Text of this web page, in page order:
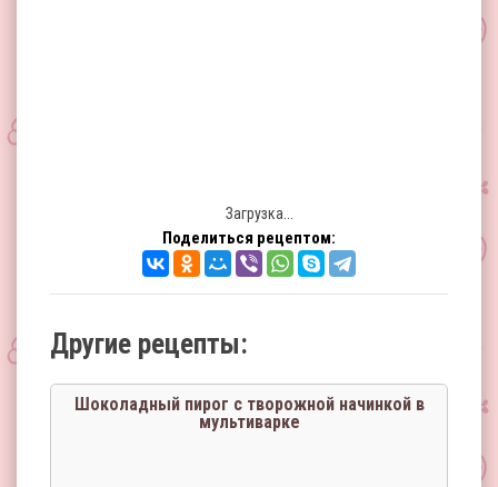
Загрузка...
Поделиться рецептом:
Другие рецепты:
Шоколадный пирог с творожной начинкой в
мультиварке